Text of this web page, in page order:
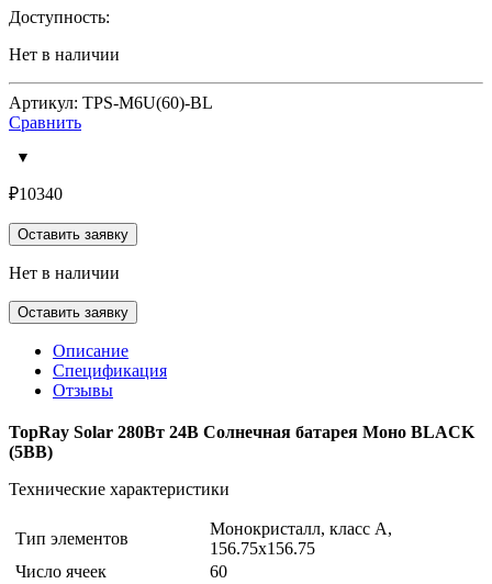
Доступность:
Нет в наличии
Артикул: TPS-M6U(60)-BL
Сравнить
₽10340
Оставить заявку
Нет в наличии
Оставить заявку
Описание
Спецификация
Отзывы
TopRay Solar 280Вт 24В Солнечная батарея Моно BLACK
(5BB)
Технические характеристики
Тип элементов
Монокристалл, класс А,
156.75х156.75
Число ячеек
60